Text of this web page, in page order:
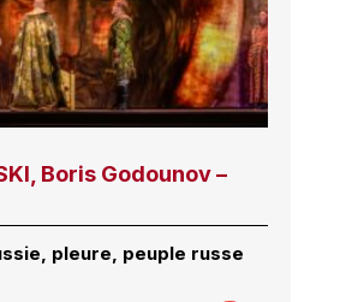
Boris Godounov –
pleure, peuple russe